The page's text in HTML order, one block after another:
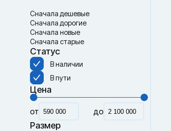
Сначала дешевые
Сначала дорогие
Сначала новые
Сначала старые
Статус
В наличии
В пути
Цена
от до
Размер